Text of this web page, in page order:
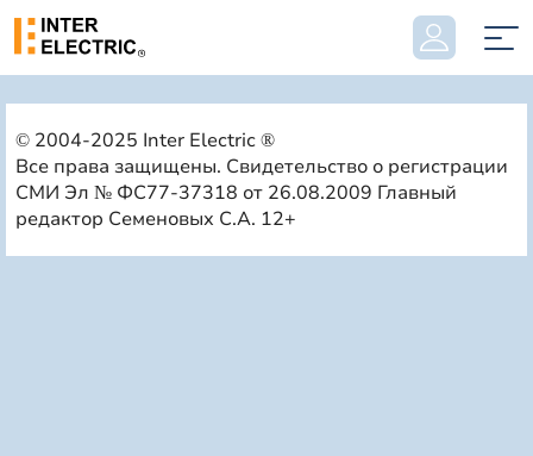
© 2004-2025 Inter Electric ®
Все права защищены. Свидетельство о регистрации
СМИ Эл № ФС77-37318 от 26.08.2009 Главный
редактор Семеновых С.А. 12+